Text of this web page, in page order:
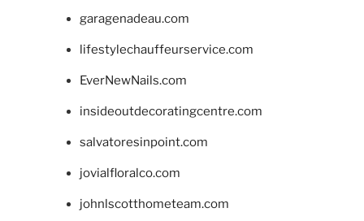
garagenadeau.com
lifestylechauffeurservice.com
EverNewNails.com
insideoutdecoratingcentre.com
salvatoresinpoint.com
jovialfloralco.com
johnlscotthometeam.com